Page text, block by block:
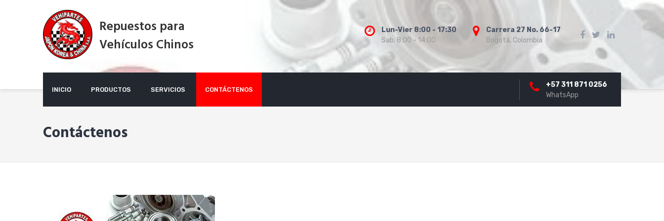
Repuestos para
Vehículos Chinos
Lun-Vier 8:00 - 17:30
Sab. 8:00 - 14:00
Carrera 27 No. 66-17
Bogotá, Colombia
INICIO PRODUCTOS SERVICIOS CONTÁCTENOS
+57 311 871 0256
WhatsApp
Contáctenos